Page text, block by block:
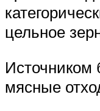
цельное
Источником
мясные